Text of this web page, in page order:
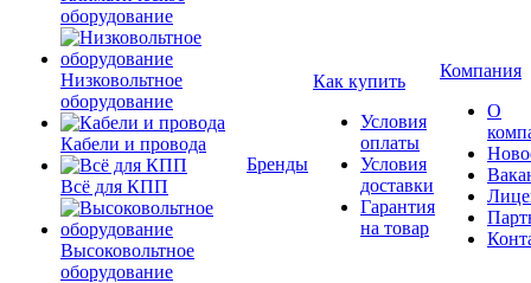
оборудование
Низковольтное
оборудование
Кабели и провода
Всё для КПП
Высоковольтное
оборудование
Бренды
Как купить
Условия
оплаты
Условия
доставки
Гарантия
на товар
Компания
О